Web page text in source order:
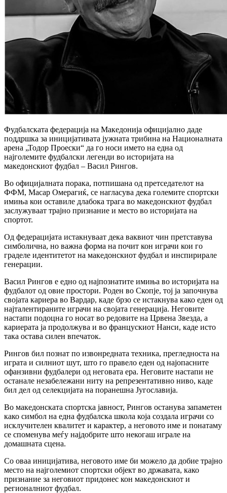
Фудбалската федерација на Македонија официјално даде
поддршка за иницијативата јужната трибина на Националната
арена „Тодор Проески“ да го носи името на една од
најголемите фудбалски легенди во историјата на
македонскиот фудбал – Васил Рингов.
Во официјалната порака, потпишана од претседателот на
ФФМ, Масар Омерагиќ, се нагласува дека големите спортски
имиња кои оставиле длабока трага во македонскиот фудбал
заслужуваат трајно признание и место во историјата на
спортот.
Од федерацијата истакнуваат дека ваквиот чин претставува
симболична, но важна форма на почит кон играчи кои го
граделе идентитетот на македонскиот фудбал и инспирирале
генерации.
Васил Рингов е едно од најпознатите имиња во историјата на
фудбалот од овие простори. Роден во Скопје, тој ја започнува
својата кариера во Вардар, каде брзо се истакнува како еден од
најталентираните играчи на својата генерација. Неговите
настапи подоцна го носат во редовите на Црвена Звезда, а
кариерата ја продолжува и во францускиот Нанси, каде исто
така остава силен впечаток.
Рингов бил познат по извонредната техника, прегледноста на
играта и силниот шут, што го правело еден од најопасните
офанзивни фудбалери од неговата ера. Неговите настапи не
останале незабележани ниту на репрезентативно ниво, каде
бил дел од селекцијата на поранешна Југославија.
Во македонската спортска јавност, Рингов останува запаметен
како симбол на една фудбалска школа која создала играчи со
исклучителен квалитет и карактер, а неговото име и понатаму
се споменува меѓу најдобрите што некогаш играле на
домашната сцена.
Со оваа иницијатива, неговото име би можело да добие трајно
место на најголемиот спортски објект во државата, како
признание за неговиот придонес кон македонскиот и
регионалниот фудбал.